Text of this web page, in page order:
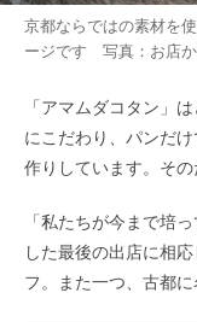
京都ならではの素材を
ージです 写真：お店か
「アマムダコタン」
にこだわり、パンだ
作りしています。その
「私たちが今まで培
した最後の出店に相
フ。また一つ、古都